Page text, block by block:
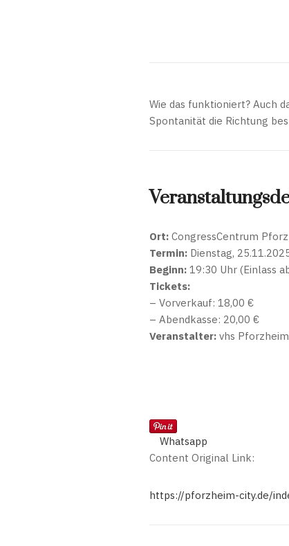
Wie das funktioniert? Auch
Spontanität die Richtung
Ort: CongressCentrum
Termin: Dienstag,
Beginn: 19:30 Uhr (Einlass
Tickets:
– Vorverkauf: 18,00 €
– Abendkasse: 20,00 €
Veranstalter: vhs
Whatsapp
Content Original Link:
https://pforzheim-city.de/